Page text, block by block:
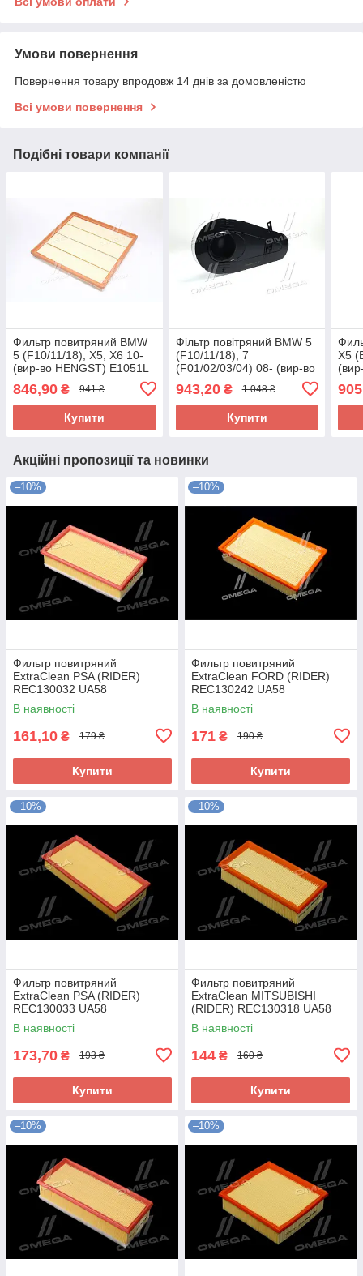
Умови повернення
Повернення товару впродовж 14 днів за домовленістю
Всі умови повернення
Подібні товари компанії
Фильтр повитряний BMW
5 (F10/11/18), X5, X6 10-
(вир-во HENGST) E1051L
846,90 ₴ 941 ₴
Купити
Фільтр повітряний BMW 5
(F10/11/18), 7
(F01/02/03/04) 08- (вир-во
DENCKERMANN) A141708
UA58
943,20₴ 1 048 ₴
Купити
X5
Акційні пропозиції та новинки
–10%
Фильтр повитряний
ExtraClean PSA (RIDER)
REC130032 UA58
В наявності
161,10 ₴ 179 ₴
Купити
–10%
Фильтр повитряний
ExtraClean FORD (RIDER)
REC130242 UA58
В наявності
171 ₴ 190 ₴
Купити
–10%
Фильтр повитряний
ExtraClean PSA (RIDER)
REC130033 UA58
В наявності
173,70 ₴ 193 ₴
Купити
–10%
Фильтр повитряний
ExtraClean MITSUBISHI
(RIDER) REC130318 UA58
В наявності
144 ₴ 160 ₴
Купити
–10% –10%